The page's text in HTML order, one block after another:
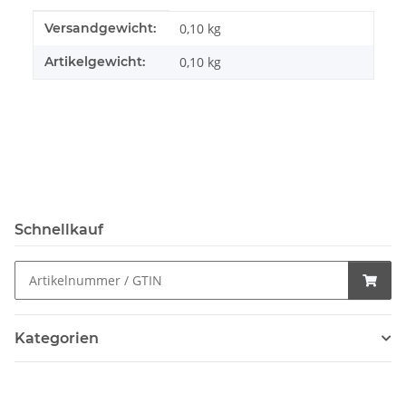
Produkteigenschaft
Wert
Versandgewicht: 0,10 kg
Artikelgewicht: 0,10 kg
Schnellkauf
Kategorien